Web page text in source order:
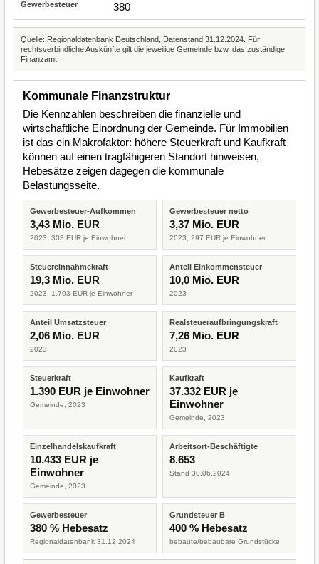
380
Quelle: Regionaldatenbank Deutschland, Datenstand 31.12.2024. Für
rechtsverbindliche Auskünfte gilt die jeweilige Gemeinde bzw. das zuständige
Finanzamt.
Kommunale Finanzstruktur
Die Kennzahlen beschreiben die finanzielle und
wirtschaftliche Einordnung der Gemeinde. Für Immobilien
ist das ein Makrofaktor: höhere Steuerkraft und Kaufkraft
können auf einen tragfähigeren Standort hinweisen,
Hebesätze zeigen dagegen die kommunale
Belastungsseite.
Gewerbesteuer-Aufkommen
3,43 Mio. EUR
2023, 303 EUR je Einwohner
Gewerbesteuer netto
3,37 Mio. EUR
2023, 297 EUR je Einwohner
Steuereinnahmekraft
19,3 Mio. EUR
2023, 1.703 EUR je Einwohner
Anteil Einkommensteuer
10,0 Mio. EUR
2023
Anteil Umsatzsteuer
2,06 Mio. EUR
2023
Realsteueraufbringungskraft
7,26 Mio. EUR
2023
Steuerkraft
1.390 EUR je Einwohner
Gemeinde, 2023
Kaufkraft
37.332 EUR je
Einwohner
Gemeinde, 2023
Einzelhandelskaufkraft
10.433 EUR je
Einwohner
Gemeinde, 2023
Arbeitsort-Beschäftigte
8.653
Stand 30.06.2024
Gewerbesteuer
380 % Hebesatz
Regionaldatenbank 31.12.2024
Grundsteuer B
400 % Hebesatz
bebaute/bebaubare Grundstücke